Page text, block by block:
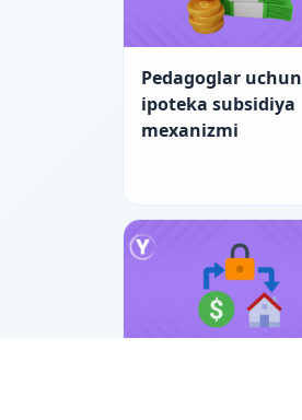
Pedagoglar uchun
ipoteka subsidiya
mexanizmi